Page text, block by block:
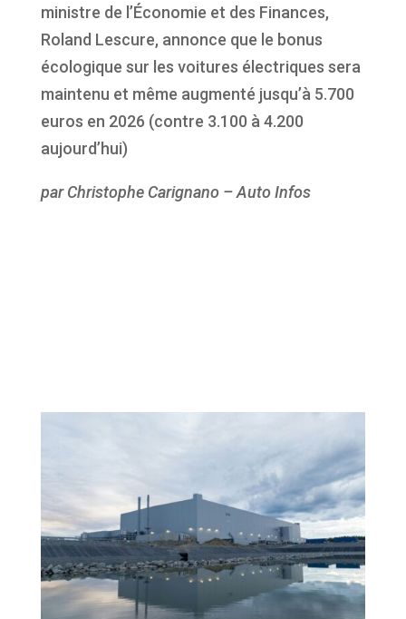
ministre de l’Économie et des Finances,
Roland Lescure, annonce que le bonus
écologique sur les voitures électriques sera
maintenu et même augmenté jusqu’à 5.700
euros en 2026 (contre 3.100 à 4.200
aujourd’hui)
par Christophe Carignano – Auto Infos